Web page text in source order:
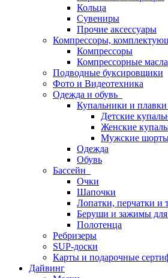
Кольца
Сувениры
Прочие аксессуары
Компрессоры,
Компрессоры
Компрессорные масла
Подводные буксировщики
Фото и Видеотехника
Одежда и обувь
Купальники и плавки
Детские
Женские
Мужские шорты
Одежда
Обувь
Бассейн
Очки
Шапочки
Лопатки, перчатки и
Беруши и зажимы для
Полотенца
Ребризеры
SUP-доски
Карты и подарочные
Дайвинг